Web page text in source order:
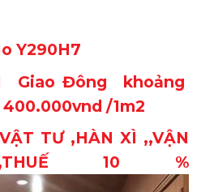
Y290H7
Giao Đông khoảng
/1m2
TƯ ,HÀN XÌ ,,VẬN
,,THUẾ 10 %